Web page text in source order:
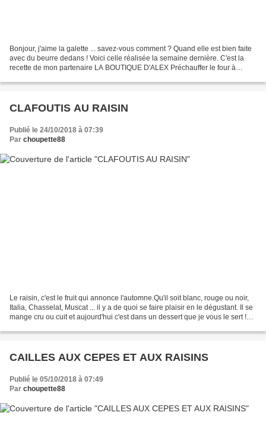
Bonjour, j'aime la galette ... savez-vous comment ? Quand elle est bien faite
avec du beurre dedans ! Voici celle réalisée la semaine dernière. C'est la
recette de mon partenaire LA BOUTIQUE D'ALEX Préchauffer le four à
CLAFOUTIS AU RAISIN
Publié le 24/10/2018 à 07:39
Par choupette88
Le raisin, c'est le fruit qui annonce l'automne.Qu'il soit blanc, rouge ou noir,
Italia, Chasselat, Muscat ... il y a de quoi se faire plaisir en le dégustant. Il se
mange cru ou cuit et aujourd'hui c'est dans un dessert que je vous le sert !
CAILLES AUX CEPES ET AUX RAISINS
Publié le 05/10/2018 à 07:49
Par choupette88